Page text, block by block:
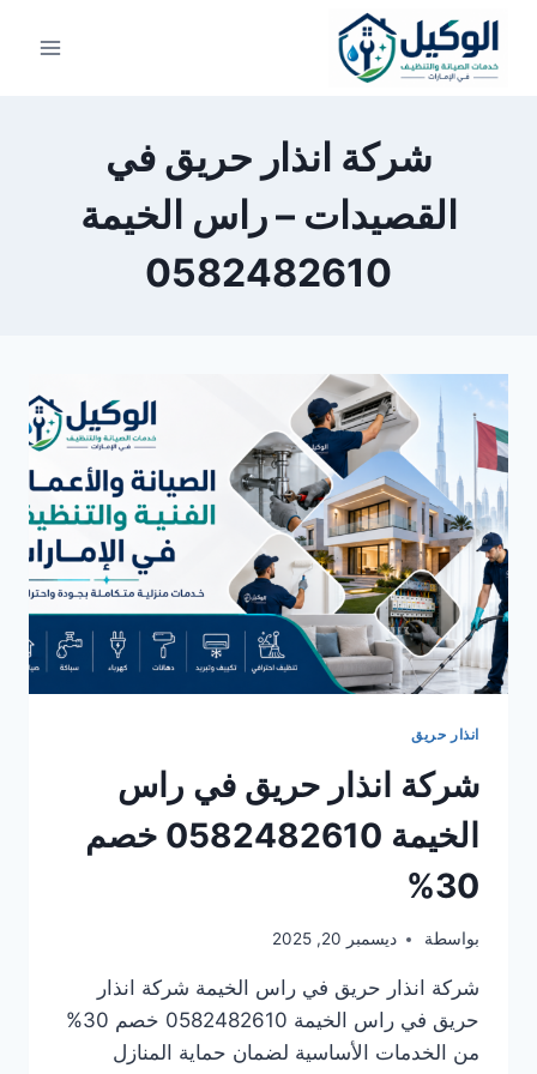
التجاوز
المحتوى
شركة انذار حريق في
القصيدات – راس الخيمة
0582482610
انذار حريق
شركة انذار حريق في راس
الخيمة 0582482610 خصم
30%
بواسطة ديسمبر 20, 2025
شركة انذار حريق في راس الخيمة شركة انذار
حريق في راس الخيمة 0582482610 خصم 30%
من الخدمات الأساسية لضمان حماية المنازل